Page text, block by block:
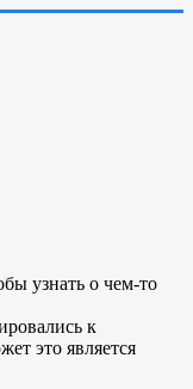
узнать о чем-то
к
это является